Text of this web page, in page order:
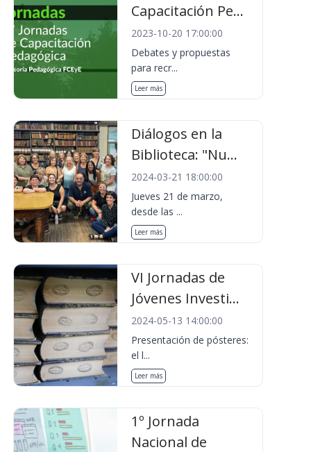
Capacitación Pe...
2023-10-20 17:00:00
Debates y propuestas
para recr...
Leer más
Diálogos en la
Biblioteca: "Nu...
2024-03-21 18:00:00
Jueves 21 de marzo,
desde las ...
Leer más
VI Jornadas de
Jóvenes Investi...
2024-05-13 14:00:00
Presentación de pósteres:
el l...
Leer más
1º Jornada
Nacional de